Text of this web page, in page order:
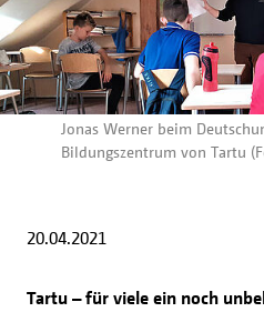
Jonas Werner beim
Bildungszentrum von Tartu
20.04.2021
Tartu – für viele ein noch